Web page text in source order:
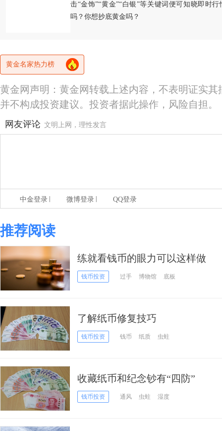
击“金饰”“黄金”“白银”等关键词便可知晓即时
吗？你想抄底黄金吗？
黄金名家热力榜
黄金网声明：黄金网转载上述内容，不表明证实
并不构成投资建议。投资者据此操作，风险自担。
网友评论 文明上网，理性发言
中金登录 微博登录 QQ登录
推荐阅读
练就看钱币的眼力可以这样做
钱币投资 过手 博物馆 底板
了解纸币修复技巧
钱币投资 钱币 纸质 虫蛀
收藏纸币和纪念钞有“四防”
钱币投资 通风 虫蛀 湿度